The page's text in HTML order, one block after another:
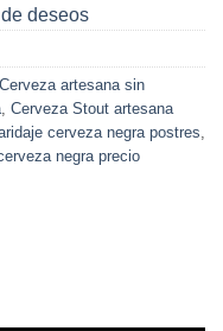
deseos
Cerveza artesana sin
, Cerveza Stout artesana
cerveza negra postres,
negra precio